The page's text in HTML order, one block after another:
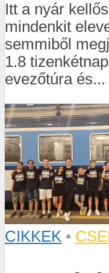
Itt a nyár
mindenkit
semmiből
1.8
evezőtúra és...
CIKKEK •